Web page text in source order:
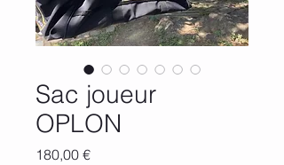
Sac joueur
OPLON
180,00 €Prix